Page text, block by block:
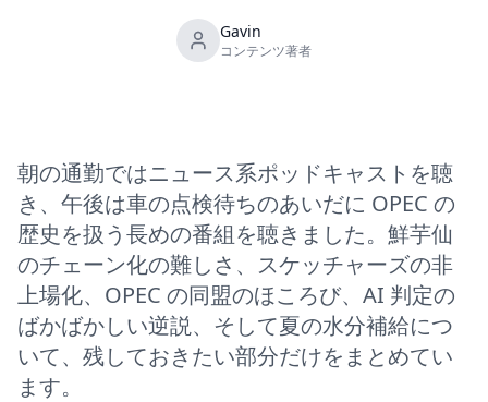
Gavin
コンテンツ著者
朝の通勤ではニュース系ポッドキャストを聴
き、午後は車の点検待ちのあいだに OPEC の
歴史を扱う長めの番組を聴きました。鮮芋仙
のチェーン化の難しさ、スケッチャーズの非
上場化、OPEC の同盟のほころび、AI 判定の
ばかばかしい逆説、そして夏の水分補給につ
いて、残しておきたい部分だけをまとめてい
ます。